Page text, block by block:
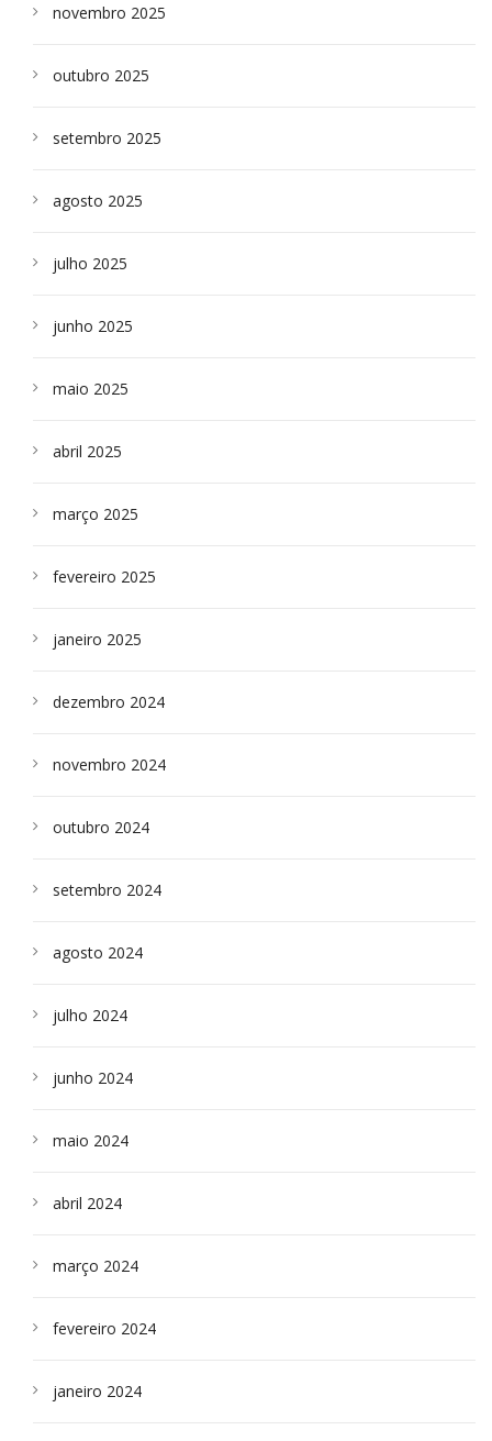
novembro 2025
outubro 2025
setembro 2025
agosto 2025
julho 2025
junho 2025
maio 2025
abril 2025
março 2025
fevereiro 2025
janeiro 2025
dezembro 2024
novembro 2024
outubro 2024
setembro 2024
agosto 2024
julho 2024
junho 2024
maio 2024
abril 2024
março 2024
fevereiro 2024
janeiro 2024